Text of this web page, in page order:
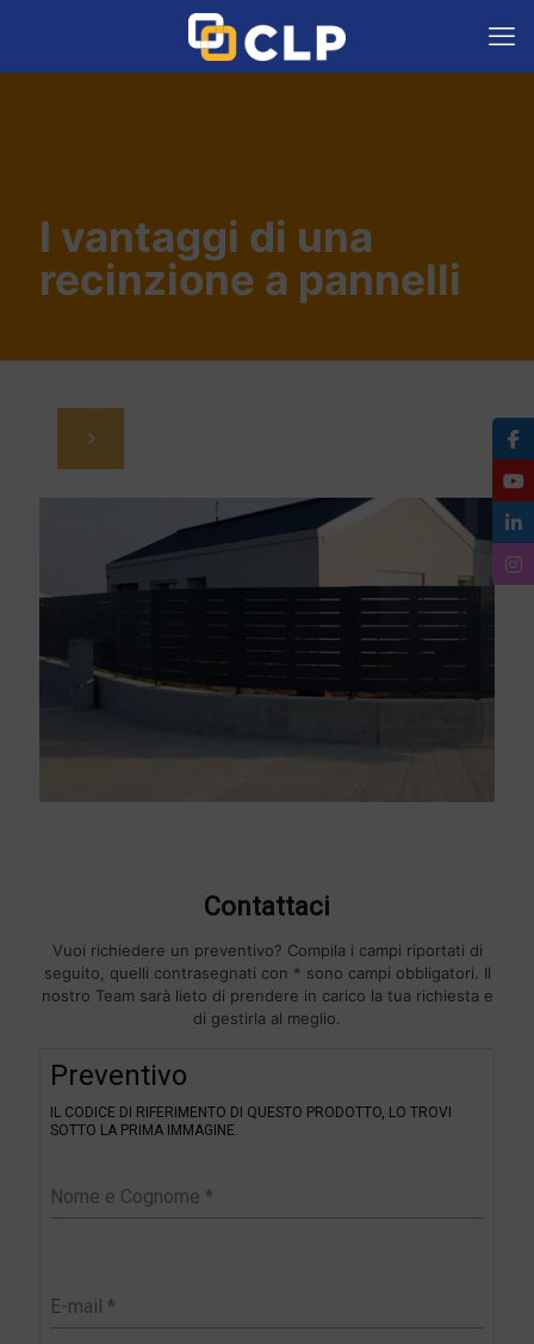
I vantaggi di una
recinzione a pannelli
Contattaci
Vuoi richiedere un preventivo? Compila i campi riportati di
seguito, quelli contrasegnati con * sono campi obbligatori. Il
nostro Team sarà lieto di prendere in carico la tua richiesta e
di gestirla al meglio.
Preventivo
IL CODICE DI RIFERIMENTO DI QUESTO PRODOTTO, LO TROVI
SOTTO LA PRIMA IMMAGINE.